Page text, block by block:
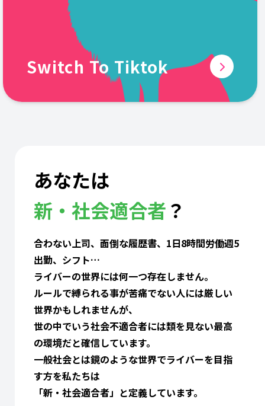
Switch To Tiktok
あなたは
新・社会適合者？
合わない上司、面倒な履歴書、1日8時間労働週5
出勤、シフト…
ライバーの世界には何一つ存在しません。
ルールで縛られる事が苦痛でない人には厳しい
世界かもしれませんが、
世の中でいう社会不適合者には類を見ない最高
の環境だと確信しています。
一般社会とは鏡のような世界でライバーを目指
す方を私たちは
「新・社会適合者」と定義しています。